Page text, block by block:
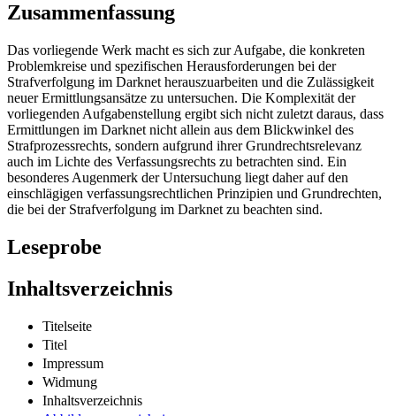
Zusammenfassung
Das vorliegende Werk macht es sich zur Aufgabe, die konkreten
Problemkreise und spezifischen Herausforderungen bei der
Strafverfolgung im Darknet herauszuarbeiten und die Zulässigkeit
neuer Ermittlungsansätze zu untersuchen. Die Komplexität der
vorliegenden Aufgabenstellung ergibt sich nicht zuletzt daraus, dass
Ermittlungen im Darknet nicht allein aus dem Blickwinkel des
Strafprozessrechts, sondern aufgrund ihrer Grundrechtsrelevanz
auch im Lichte des Verfassungsrechts zu betrachten sind. Ein
besonderes Augenmerk der Untersuchung liegt daher auf den
einschlägigen verfassungsrechtlichen Prinzipien und Grundrechten,
die bei der Strafverfolgung im Darknet zu beachten sind.
Leseprobe
Inhaltsverzeichnis
Titelseite
Titel
Impressum
Widmung
Inhaltsverzeichnis